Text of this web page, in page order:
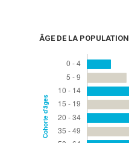
ÂGE DE LA POPULATION